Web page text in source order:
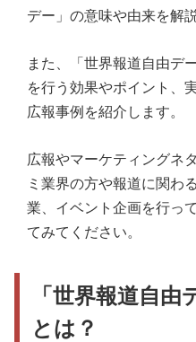
デー」の意味や由来を解
また、「世界報道自由デ
を行う効果やポイント、
広報事例を紹介します。
広報やマーケティングネ
ミ業界の方や報道に関わ
業、イベント企画を行っ
てみてください。
「世界報道自
とは？